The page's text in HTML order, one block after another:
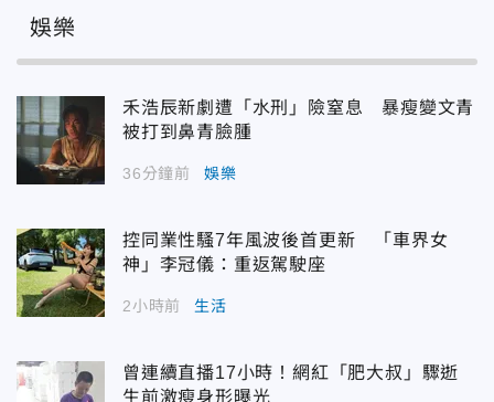
娛樂
禾浩辰新劇遭「水刑」險窒息 暴瘦變文青
被打到鼻青臉腫
36分鐘前 娛樂
控同業性騷7年風波後首更新 「車界女
神」李冠儀：重返駕駛座
2小時前 生活
曾連續直播17小時！網紅「肥大叔」驟逝
生前激瘦身形曝光